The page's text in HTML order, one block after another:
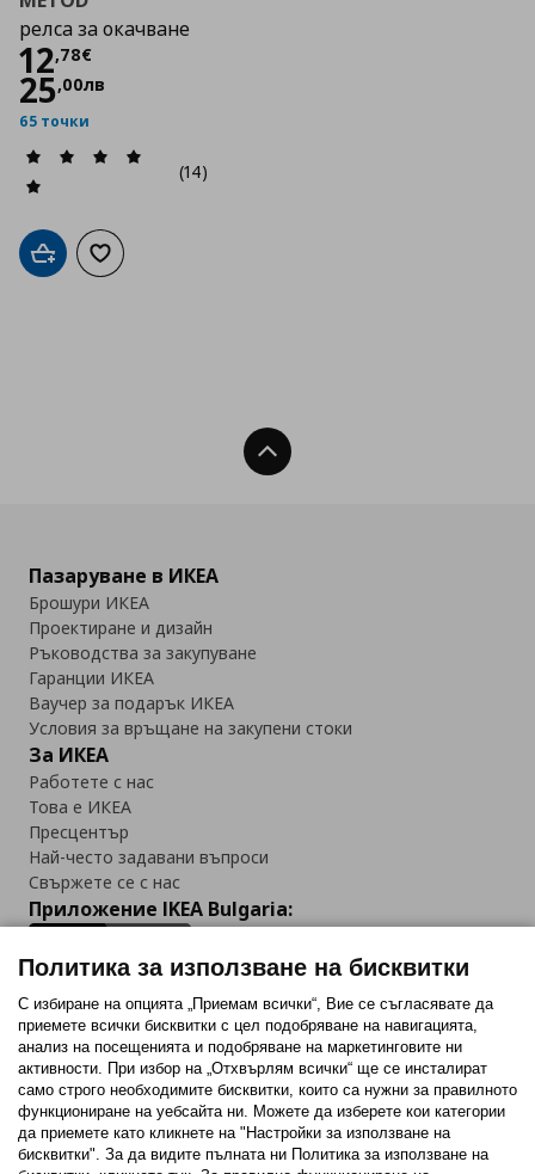
релса за окачване
12,78€
Цена
25,00лв
65 точки
(14)
Добави в кошницата
Добави към списъка с любими
Нагоре
Пазаруване в ИКЕА
Брошури ИКЕА
Проектиране и дизайн
Ръководства за закупуване
Гаранции ИКЕА
Ваучер за подарък ИКЕА
Условия за връщане на закупени стоки
За ИКЕА
Работете с нас
Това е ИКЕА
Пресцентър
Най-често задавани въпроси
Свържете се с нас
Приложение IKEA Bulgaria:
Последвайте ни:
FacebookTwitterYoutubePinterestInstagram
Политика за използване на бисквитки
С избиране на опцията „Приемам всички“, Вие се съгласявате да
приемете всички бисквитки с цел подобряване на навигацията,
анализ на посещенията и подобряване на маркетинговите ни
активности. При избор на „Отхвърлям всички“ ще се инсталират
само строго необходимитe бисквитки, които са нужни за правилното
функциониране на уебсайта ни. Можете да изберете кои категории
да приемете като кликнете на "Настройки за използване на
бисквитки". За да видите пълната ни Политика за използване на